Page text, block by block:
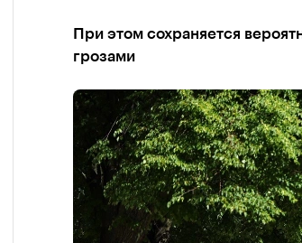
При этом сохраняется
грозами